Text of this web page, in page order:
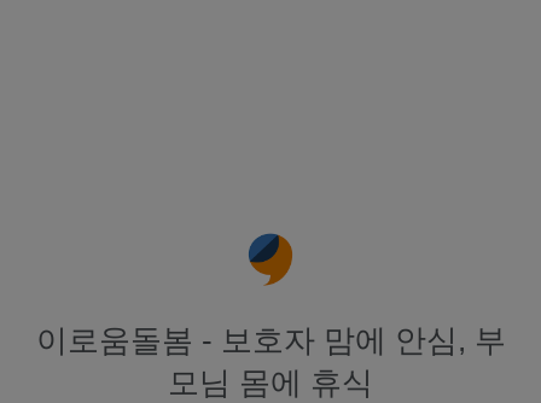
이로움돌봄 - 보호자 맘에 안심, 부
모님 몸에 휴식